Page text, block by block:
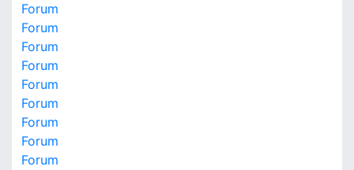
Forum
Forum
Forum
Forum
Forum
Forum
Forum
Forum
Forum